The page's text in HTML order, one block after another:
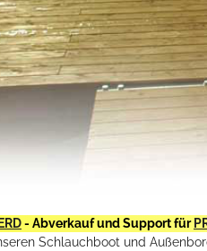
- Abverkauf und Support für
Schlauchboot und